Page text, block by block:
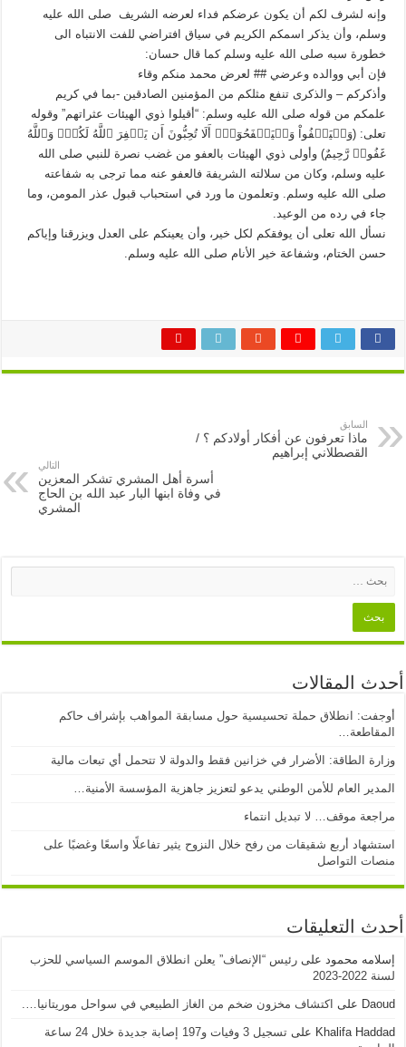
وإنه لشرف لكم أن يكون عرضكم فداء لعرضه الشريف صلى الله عليه
وسلم، وأن يذكر اسمكم الكريم في سياق افتراضي للفت الانتباه الى
خطورة سبه صلى الله عليه وسلم كما قال حسان:
فإن أبي ووالده وعرضي ## لعرض محمد منكم وقاء
وأذكركم – والذكرى تنفع مثلكم من المؤمنين الصادقين -بما في كريم
علمكم من قوله صلى الله عليه وسلم: “أقيلوا ذوي الهيئات عثراتهم” وقوله
تعلى: (‌وَلۡيَعۡفُواْ وَلۡيَصۡفَحُوٓاْۗ أَلَا تُحِبُّونَ أَن يَغۡفِرَ ٱللَّهُ لَكُمۡۚ وَٱللَّهُ
غَفُورٞ رَّحِيمٌ) وأولى ذوي الهيئات بالعفو من غضب نصرة للنبي صلى الله
عليه وسلم، وكان من سلالته الشريفة فالعفو عنه مما ترجى به شفاعته
صلى الله عليه وسلم. وتعلمون ما ورد في استحباب قبول عذر المومن، وما
جاء في رده من الوعيد.
نسأل الله تعلى أن يوفقكم لكل خير، وأن يعينكم على العدل ويزرقنا وإياكم
حسن الختام، وشفاعة خير الأنام صلى الله عليه وسلم.
السابق
ماذا تعرفون عن أفكار أولادكم ؟ /
القصطلاني إبراهيم
التالي
أسرة أهل المشري تشكر المعزين
في وفاة ابنها البار عبد الله بن الحاج
المشري
أحدث المقالات
أوجفت: انطلاق حملة تحسيسية حول مسابقة المواهب بإشراف حاكم
المقاطعة…
وزارة الطاقة: الأضرار في خزانين فقط والدولة لا تتحمل أي تبعات مالية
المدير العام للأمن الوطني يدعو لتعزيز جاهزية المؤسسة الأمنية…
مراجعة موقف… لا تبديل انتماء
استشهاد أربع شقيقات من رفح خلال النزوح يثير تفاعلًا واسعًا وغضبًا على
منصات التواصل
أحدث التعليقات
إسلامه محمود علىرئيس “الإنصاف” يعلن انطلاق الموسم السياسي للحزب
لسنة 2022-2023
Daoud على اكتشاف مخزون ضخم من الغاز الطبيعي في سواحل موريتانيا….
Khalifa Haddad على
تسجيل 3 وفيات و197 إصابة جديدة خلال 24 ساعة